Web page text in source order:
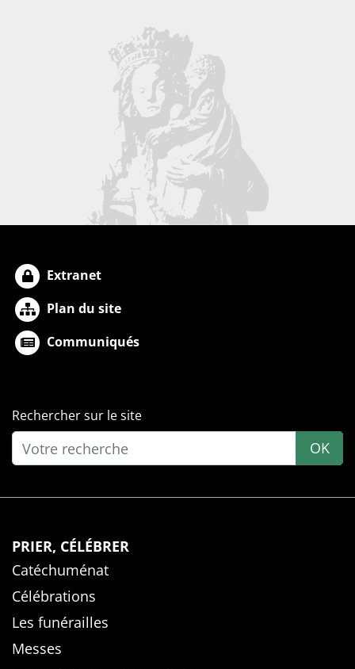
Extranet
Plan du site
Communiqués
Rechercher sur le site
OK
PRIER, CÉLÉBRER
Catéchuménat
Célébrations
Les funérailles
Messes